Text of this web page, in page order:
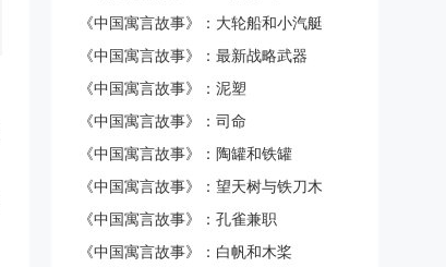
《中国寓言故事》：大轮船和小汽艇
《中国寓言故事》：最新战略武器
《中国寓言故事》：泥塑
《中国寓言故事》：司命
《中国寓言故事》：陶罐和铁罐
《中国寓言故事》：望天树与铁刀木
《中国寓言故事》：孔雀兼职
《中国寓言故事》：白帆和木桨